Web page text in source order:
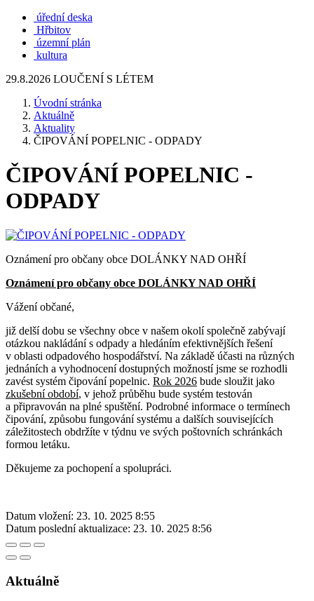
úřední deska
Hřbitov
územní plán
kultura
29.8.2026 LOUČENÍ S LÉTEM
Úvodní stránka
Aktuálně
Aktuality
ČIPOVÁNÍ POPELNIC - ODPADY
ČIPOVÁNÍ POPELNIC -
ODPADY
Oznámení pro občany obce DOLÁNKY NAD OHŘÍ
Oznámení pro občany obce DOLÁNKY NAD OHŘÍ
Vážení občané,
již delší dobu se všechny obce v našem okolí společně zabývají
otázkou nakládání s odpady a hledáním efektivnějších řešení
v oblasti odpadového hospodářství. Na základě účasti na různých
jednáních a vyhodnocení dostupných možností jsme se rozhodli
zavést systém čipování popelnic. Rok 2026 bude sloužit jako
zkušební období, v jehož průběhu bude systém testován
a připravován na plné spuštění. Podrobné informace o termínech
čipování, způsobu fungování systému a dalších souvisejících
záležitostech obdržíte v týdnu ve svých poštovních schránkách
formou letáku.
Děkujeme za pochopení a spolupráci.
Datum vložení: 23. 10. 2025 8:55
Datum poslední aktualizace: 23. 10. 2025 8:56
Aktuálně